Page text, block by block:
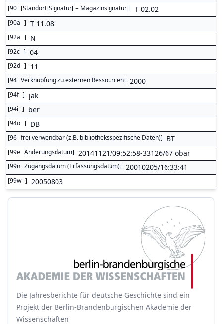
[90 [Standort]Signatur[ = Magazinsignatur]] T 02.02
[90a ] T 11.08
[92a ] N
[92c ] 04
[92d ] 11
[94 Verknüpfung zu externen Ressourcen] 2000
[94f ] jak
[94i ] ber
[94o ] DB
[96 frei verwendbar (z.B. bibliotheksspezifische Daten)] BT
[99e Änderungsdatum] 20141121/09:52:58-33126/67 obar
[99n Zugangsdatum (Erfassungsdatum)] 20010205/16:33:41
[99w ] 20050803
Die Jahresberichte für deutsche Geschichte sind ein
Projekt der Berlin-Brandenburgischen Akademie der
Wissenschaften